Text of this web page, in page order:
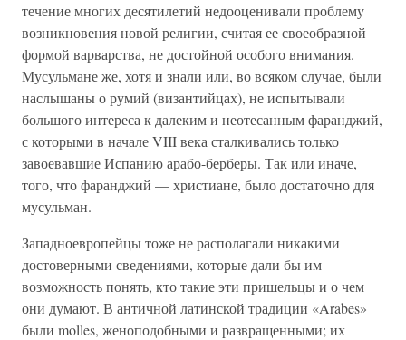
течение многих десятилетий недооценивали проблему
возникновения новой религии, считая ее своеобразной
формой варварства, не достойной особого внимания.
Мусульмане же, хотя и знали или, во всяком случае, были
наслышаны о румий (византийцах), не испытывали
большого интереса к далеким и неотесанным фаранджий,
с которыми в начале VIII века сталкивались только
завоевавшие Испанию арабо-берберы. Так или иначе,
того, что фаранджий — христиане, было достаточно для
мусульман.
Западноевропейцы тоже не располагали никакими
достоверными сведениями, которые дали бы им
возможность понять, кто такие эти пришельцы и о чем
они думают. В античной латинской традиции «Arabes»
были molles, женоподобными и развращенными; их